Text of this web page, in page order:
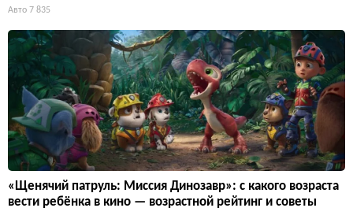
Авто 7 835
«Щенячий патруль: Миссия Динозавр»: с какого возраста
вести ребёнка в кино — возрастной рейтинг и советы